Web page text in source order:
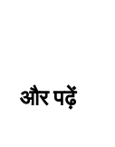
और पढ़ें